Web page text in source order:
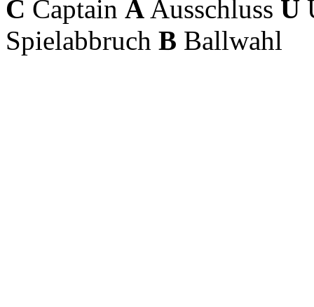
C Captain A Ausschluss U
Spielabbruch B Ballwahl